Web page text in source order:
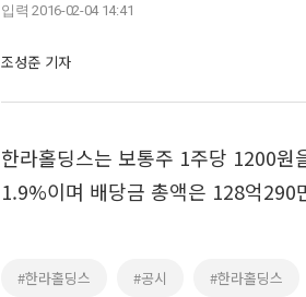
입력 2016-02-04 14:41
조성준 기자
한라홀딩스는 보통주 1주당 1200원
1.9%이며 배당금 총액은 128억290
#한라홀딩스 #공시 #한라홀딩스